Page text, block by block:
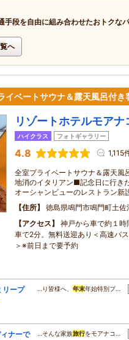
手段を自由に組み合わせたおトクな
へ
イベートサウナ＆露天風呂付き
リゾートホテルモアナ
ハイクラス フォトギャラリー
4.8 1,115
全室プライベートサウナ＆露天
地消のイタリアン■記念日に行き
オーシャンビューのレストラン新
住所
徳島県鳴門市鳴門町土
アクセス
神戸から車で約１
車で2分。無料送迎あり＜高速バ
＞※前日まで要予約
リープ
…り皆様へ、 年末年始特別プ…
ナーで
…そんな家族旅行をモアナコ…